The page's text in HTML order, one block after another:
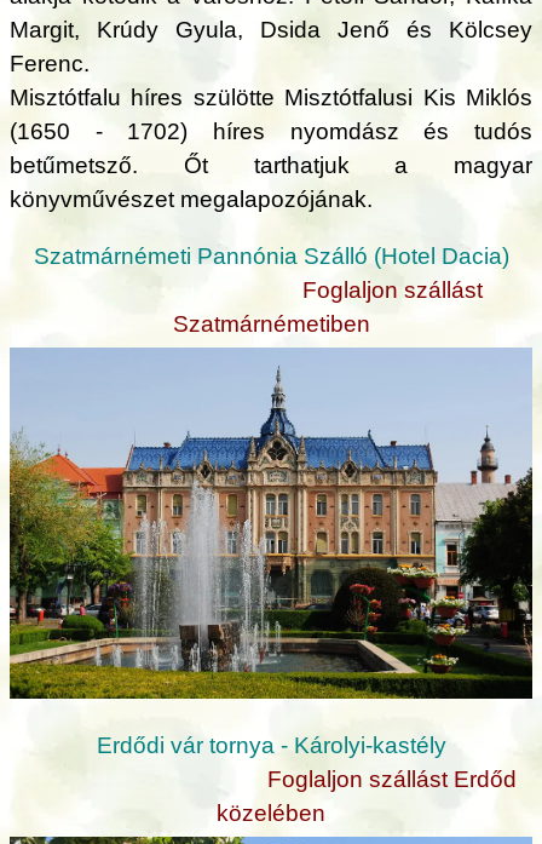
Margit, Krúdy Gyula, Dsida Jenő és Kölcsey
Ferenc.
Misztótfalu híres szülötte Misztótfalusi Kis Miklós
(1650 - 1702) híres nyomdász és tudós
betűmetsző. Őt tarthatjuk a magyar
könyvművészet megalapozójának.
Szatmárnémeti Pannónia Szálló (Hotel Dacia)
Foglaljon szállást
Szatmárnémetiben
Erdődi vár tornya - Károlyi-kastély
Foglaljon szállást Erdőd
közelében